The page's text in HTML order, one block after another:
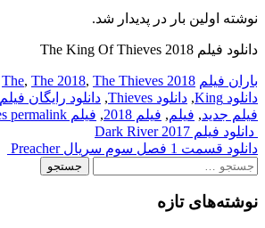
نوشته اولین بار در پدیدار شد.
دانلود فیلم The King Of Thieves 2018
باران فیلم 2018 King
The, The 2018, The Thieves
دانلود King
, دانلود Thieves , دانلود رایگان فیلم
فیلم جدید, فیلم, فیلم 2018 , فیلم Thieves permalink
Post
navigation
دانلود فیلم Dark River 2017
دانلود قسمت 1 فصل سوم سریال Preacher
جستجو
نوشته‌های تازه